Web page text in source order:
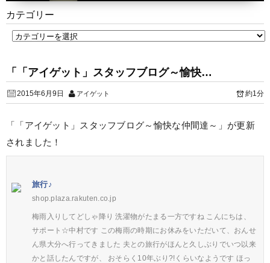
カテゴリー
「「アイゲット」スタッフブログ～愉快…
2015年6月9日 アイゲット 約1分
「「アイゲット」スタッフブログ～愉快な仲間達～」が更新
されました！
旅行♪
shop.plaza.rakuten.co.jp
梅雨入りしてどしゃ降り 洗濯物がたまる一方ですね こんにちは、
サポート☆中村です この梅雨の時期にお休みをいただいて、おんせ
ん県大分へ行ってきました 夫との旅行がほんと久しぶりでいつ以来
かと話したんですが、 おそらく10年ぶり?!くらいなようです ほっ